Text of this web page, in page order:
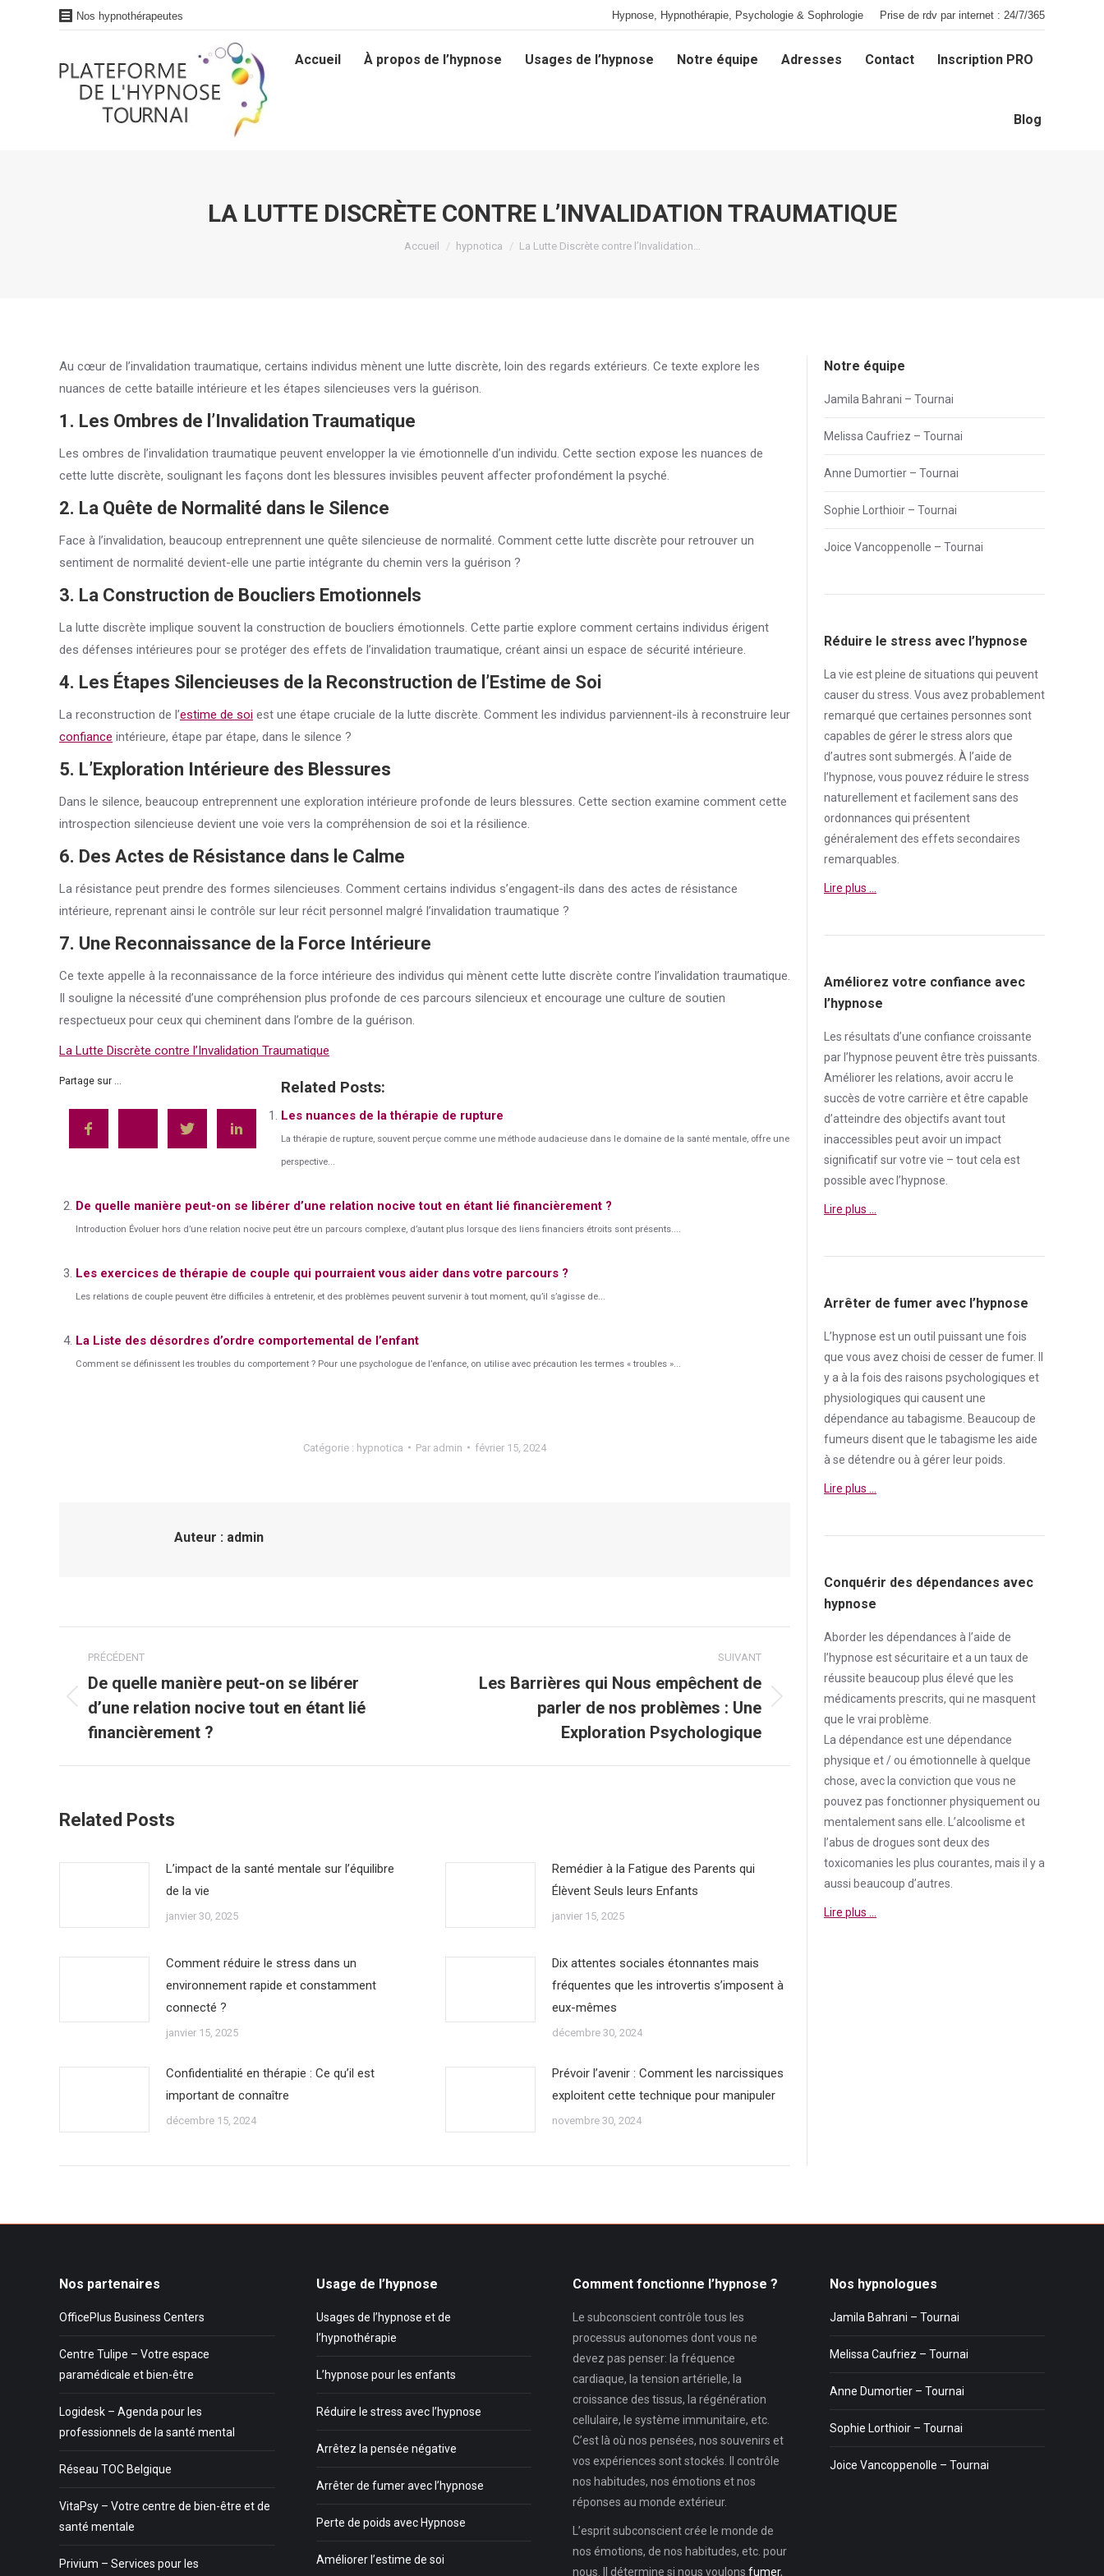
Nos hypnothérapeutes Hypnose, Hypnothérapie, Psychologie & Sophrologie Prise de rdv par internet : 24/7/365
Accueil À propos de l’hypnose Usages de l’hypnose Notre équipe Adresses Contact Inscription PRO
Blog
LA LUTTE DISCRÈTE CONTRE L’INVALIDATION TRAUMATIQUE
Vous êtes ici :
Accueil hypnotica La Lutte Discrète contre l’Invalidation…
Au cœur de l’invalidation traumatique, certains individus mènent une lutte discrète, loin des regards extérieurs. Ce texte explore les
nuances de cette bataille intérieure et les étapes silencieuses vers la guérison.
1. Les Ombres de l’Invalidation Traumatique
Les ombres de l’invalidation traumatique peuvent envelopper la vie émotionnelle d’un individu. Cette section expose les nuances de
cette lutte discrète, soulignant les façons dont les blessures invisibles peuvent affecter profondément la psyché.
2. La Quête de Normalité dans le Silence
Face à l’invalidation, beaucoup entreprennent une quête silencieuse de normalité. Comment cette lutte discrète pour retrouver un
sentiment de normalité devient-elle une partie intégrante du chemin vers la guérison ?
3. La Construction de Boucliers Emotionnels
La lutte discrète implique souvent la construction de boucliers émotionnels. Cette partie explore comment certains individus érigent
des défenses intérieures pour se protéger des effets de l’invalidation traumatique, créant ainsi un espace de sécurité intérieure.
4. Les Étapes Silencieuses de la Reconstruction de l’Estime de Soi
La reconstruction de l’estime de soi est une étape cruciale de la lutte discrète. Comment les individus parviennent-ils à reconstruire leur
confiance intérieure, étape par étape, dans le silence ?
5. L’Exploration Intérieure des Blessures
Dans le silence, beaucoup entreprennent une exploration intérieure profonde de leurs blessures. Cette section examine comment cette
introspection silencieuse devient une voie vers la compréhension de soi et la résilience.
6. Des Actes de Résistance dans le Calme
La résistance peut prendre des formes silencieuses. Comment certains individus s’engagent-ils dans des actes de résistance
intérieure, reprenant ainsi le contrôle sur leur récit personnel malgré l’invalidation traumatique ?
7. Une Reconnaissance de la Force Intérieure
Ce texte appelle à la reconnaissance de la force intérieure des individus qui mènent cette lutte discrète contre l’invalidation traumatique.
Il souligne la nécessité d’une compréhension plus profonde de ces parcours silencieux et encourage une culture de soutien
respectueux pour ceux qui cheminent dans l’ombre de la guérison.
La Lutte Discrète contre l’Invalidation Traumatique
Partage sur ... Related Posts:
Les nuances de la thérapie de rupture
La thérapie de rupture, souvent perçue comme une méthode audacieuse dans le domaine de la santé mentale, offre une
perspective...
De quelle manière peut-on se libérer d’une relation nocive tout en étant lié financièrement ?
Introduction Évoluer hors d’une relation nocive peut être un parcours complexe, d’autant plus lorsque des liens financiers étroits sont présents....
Les exercices de thérapie de couple qui pourraient vous aider dans votre parcours ?
Les relations de couple peuvent être difficiles à entretenir, et des problèmes peuvent survenir à tout moment, qu’il s’agisse de...
La Liste des désordres d’ordre comportemental de l’enfant
Comment se définissent les troubles du comportement ? Pour une psychologue de l’enfance, on utilise avec précaution les termes « troubles »...
Catégorie : hypnotica Par admin février 15, 2024
Auteur : admin
article
PRÉCÉDENT
Article
précédent
De quelle manière peut-on se libérer
d’une relation nocive tout en étant lié
financièrement ?
SUIVANT
Les Barrières qui Nous empêchent de
parler de nos problèmes : Une
Exploration Psychologique
Related Posts
L’impact de la santé mentale sur l’équilibre
de la vie
janvier 30, 2025
Remédier à la Fatigue des Parents qui
Élèvent Seuls leurs Enfants
janvier 15, 2025
Comment réduire le stress dans un
environnement rapide et constamment
connecté ?
janvier 15, 2025
Dix attentes sociales étonnantes mais
fréquentes que les introvertis s’imposent à
eux-mêmes
décembre 30, 2024
Confidentialité en thérapie : Ce qu’il est
important de connaître
décembre 15, 2024
Prévoir l’avenir : Comment les narcissiques
exploitent cette technique pour manipuler
novembre 30, 2024
Notre équipe
Jamila Bahrani – Tournai
Melissa Caufriez – Tournai
Anne Dumortier – Tournai
Sophie Lorthioir – Tournai
Joice Vancoppenolle – Tournai
Réduire le stress avec l’hypnose
La vie est pleine de situations qui peuvent
causer du stress . Vous avez probablement
remarqué que certaines personnes sont
capables de gérer le stress alors que
d’autres sont submergés. À l’aide de
l’hypnose, vous pouvez réduire le stress
naturellement et facilement sans des
ordonnances qui présentent
généralement des effets secondaires
remarquables.
Lire plus …
Améliorez votre confiance avec
l’hypnose
Les résultats d’une confiance croissante
par l’hypnose peuvent être très puissants.
Améliorer les relations, avoir accru le
succès de votre carrière et être capable
d’atteindre des objectifs avant tout
inaccessibles peut avoir un impact
significatif sur votre vie – tout cela est
possible avec l’hypnose.
Lire plus …
Arrêter de fumer avec l’hypnose
L’hypnose est un outil puissant une fois
que vous avez choisi de cesser de fumer. Il
y a à la fois des raisons psychologiques et
physiologiques qui causent une
dépendance au tabagisme. Beaucoup de
fumeurs disent que le tabagisme les aide
à se détendre ou à gérer leur poids.
Lire plus …
Conquérir des dépendances avec
hypnose
Aborder les dépendances à l’aide de
l’hypnose est sécuritaire et a un taux de
réussite beaucoup plus élevé que les
médicaments prescrits, qui ne masquent
que le vrai problème.
La dépendance est une dépendance
physique et / ou émotionnelle à quelque
chose, avec la conviction que vous ne
pouvez pas fonctionner physiquement ou
mentalement sans elle. L’alcoolisme et
l’abus de drogues sont deux des
toxicomanies les plus courantes, mais il y a
aussi beaucoup d’autres.
Lire plus …
Nos partenaires
OfficePlus Business Centers
Centre Tulipe – Votre espace
paramédicale et bien-être
Logidesk – Agenda pour les
professionnels de la santé mental
Réseau TOC Belgique
VitaPsy – Votre centre de bien-être et de
santé mentale
Privium – Services pour les
Usage de l’hypnose
Usages de l’hypnose et de
l’hypnothérapie
L’hypnose pour les enfants
Réduire le stress avec l’hypnose
Arrêtez la pensée négative
Arrêter de fumer avec l’hypnose
Perte de poids avec Hypnose
Améliorer l’estime de soi
Comment fonctionne l’hypnose ?
Le subconscient contrôle tous les
processus autonomes dont vous ne
devez pas penser: la fréquence
cardiaque, la tension artérielle, la
croissance des tissus, la régénération
cellulaire, le système immunitaire, etc.
C’est là où nos pensées, nos souvenirs et
vos expériences sont stockés. Il contrôle
nos habitudes, nos émotions et nos
réponses au monde extérieur.
L’esprit subconscient crée le monde de
nos émotions, de nos habitudes, etc. pour
nous. Il détermine si nous voulons fumer,
Nos hypnologues
Jamila Bahrani – Tournai
Melissa Caufriez – Tournai
Anne Dumortier – Tournai
Sophie Lorthioir – Tournai
Joice Vancoppenolle – Tournai
Accueil À propos de l’hypnose Usages de l’hypnose Notre équipe Adresses Contact Inscription PRO